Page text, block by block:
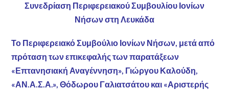
Συνεδρίαση Περιφερειακού Συμβουλίου Ιονίων
Νήσων στη Λευκάδα
Το Περιφερειακό Συμβούλιο Ιονίων Νήσων, μετά από
πρόταση των επικεφαλής των παρατάξεων
«Επτανησιακή Αναγέννηση», Γιώργου Καλούδη,
«ΑΝ.Α.Σ.Α.», Θόδωρου Γαλιατσάτου και «Αριστερής